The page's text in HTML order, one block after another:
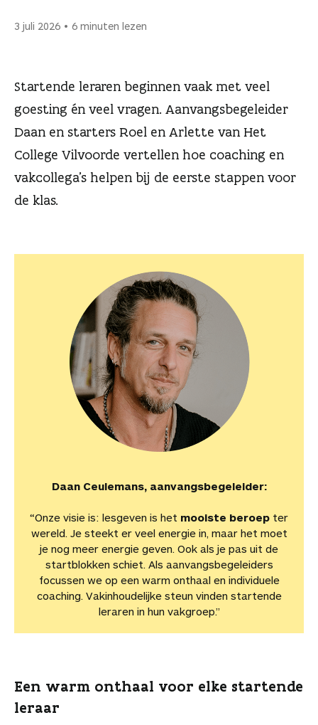
3 juli 2026 6 minuten lezen
Startende leraren beginnen vaak met veel
goesting én veel vragen. Aanvangsbegeleider
Daan en starters Roel en Arlette van Het
College Vilvoorde vertellen hoe coaching en
vakcollega’s helpen bij de eerste stappen voor
de klas.
Daan Ceulemans, aanvangsbegeleider:
“Onze visie is: lesgeven is het mooiste beroep ter
wereld. Je steekt er veel energie in, maar het moet
je nog meer energie geven. Ook als je pas uit de
startblokken schiet. Als aanvangsbegeleiders
focussen we op een warm onthaal en individuele
coaching. Vakinhoudelijke steun vinden startende
leraren in hun vakgroep.”
Een warm onthaal voor elke startende
leraar